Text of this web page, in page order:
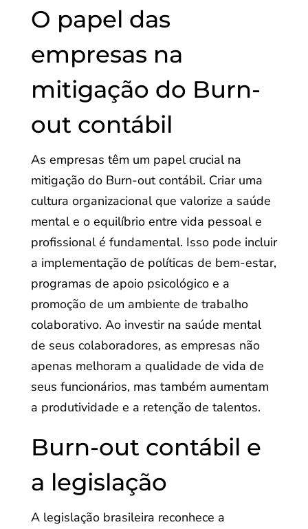
O papel das
empresas na
mitigação do Burn-
out contábil
As empresas têm um papel crucial na
mitigação do Burn-out contábil. Criar uma
cultura organizacional que valorize a saúde
mental e o equilíbrio entre vida pessoal e
profissional é fundamental. Isso pode incluir
a implementação de políticas de bem-estar,
programas de apoio psicológico e a
promoção de um ambiente de trabalho
colaborativo. Ao investir na saúde mental
de seus colaboradores, as empresas não
apenas melhoram a qualidade de vida de
seus funcionários, mas também aumentam
a produtividade e a retenção de talentos.
Burn-out contábil e
a legislação
A legislação brasileira reconhece a